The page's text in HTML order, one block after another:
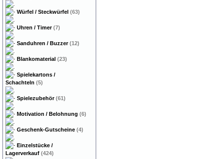
Würfel / Steckwürfel (63)
Uhren / Timer(7)
Sanduhren / Buzzer(12)
Blankomaterial (23)
Spielekartons /
Schachteln (5)
Spielezubehör(61)
Motivation / Belohnung (6)
Geschenk-Gutscheine (4)
Einzelstücke /
Lagerverkauf (424)